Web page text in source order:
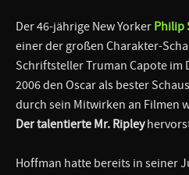
Der 46-jährige New Yorker Philip
einer der großen Charakter-
Schriftsteller Truman Capote im
2006 den Oscar als bester
durch sein Mitwirken an Filmen
Der talentierte Mr. Ripley
Hoffman hatte bereits in seiner